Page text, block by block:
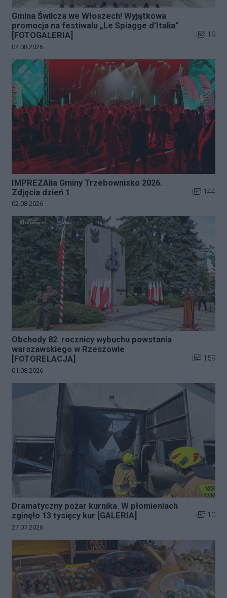
Gmina Świlcza we Włoszech! Wyjątkowa
promocja na festiwalu „Le Spiagge d’Italia”
[FOTOGALERIA]
Liczba
19
Data dodania galerii:
04.08.2026
IMPREZAlia Gminy Trzebownisko 2026.
Zdjęcia dzień 1
Liczba
144
Data dodania galerii:
02.08.2026
Obchody 82. rocznicy wybuchu powstania
warszawskiego w Rzeszowie
[FOTORELACJA]
Liczba
159
Data dodania galerii:
01.08.2026
Dramatyczny pożar kurnika. W płomieniach
zginęło 13 tysięcy kur [GALERIA]
Liczba
10
Data dodania galerii:
27.07.2026